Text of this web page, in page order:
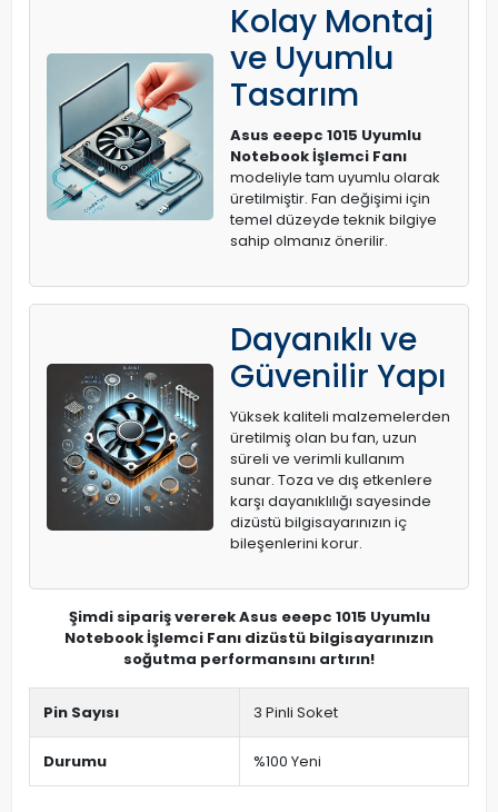
Kolay Montaj
ve Uyumlu
Tasarım
Asus eeepc 1015 Uyumlu
Notebook İşlemci Fanı
modeliyle tam uyumlu olarak
üretilmiştir. Fan değişimi için
temel düzeyde teknik bilgiye
sahip olmanız önerilir.
Dayanıklı ve
Güvenilir Yapı
Yüksek kaliteli malzemelerden
üretilmiş olan bu fan, uzun
süreli ve verimli kullanım
sunar. Toza ve dış etkenlere
karşı dayanıklılığı sayesinde
dizüstü bilgisayarınızın iç
bileşenlerini korur.
Şimdi sipariş vererek Asus eeepc 1015 Uyumlu
Notebook İşlemci Fanı dizüstü bilgisayarınızın
soğutma performansını artırın!
Pin Sayısı 3 Pinli Soket
Durumu %100 Yeni